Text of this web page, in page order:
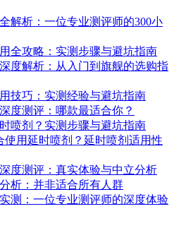
解析：一位专业测评师的300小
全攻略：实测步骤与避坑指南
度解析：从入门到旗舰的选购指
技巧：实测经验与避坑指南
度测评：哪款最适合你？
喷剂？实测步骤与避坑指南
使用延时喷剂？延时喷剂适用性
度测评：真实体验与中立分析
析：并非适合所有人群
测：一位专业测评师的深度体验